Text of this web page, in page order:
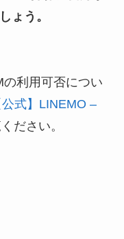
ょう。
利用可否につい
式】LINEMO –
ださい。